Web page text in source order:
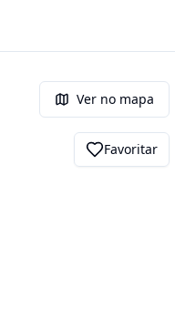
Ver no mapa
Favoritar